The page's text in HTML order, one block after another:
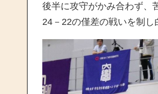
後半に攻守がかみ合わず、
24－22の僅差の戦いを制し